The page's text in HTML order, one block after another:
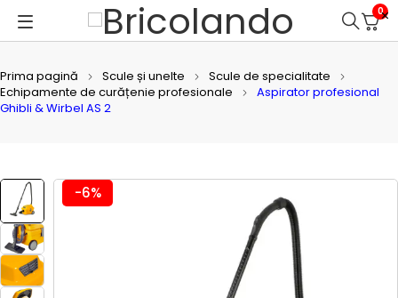
0
Prima pagină Scule și unelte
Scule de specialitate
Echipamente de curățenie profesionale
Aspirator profesional
Ghibli & Wirbel AS 2
-6%